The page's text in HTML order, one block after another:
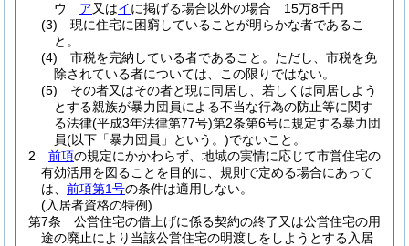
ウ
ア又はイに掲げる場合以外の場合 15万8千円
(3)
現に住宅に困窮していることが明らかな者であるこ
と。
(4)
市税を完納している者であること。 ただし、市税を免
除されている者については、この限りではない。
(5)
その者又はその者と現に同居し、若しくは同居しよう
とする親族が暴力団員による不当な行為の防止等に関す
る法律(平成3年法律第77号)第2条第6号に規定する暴力団
員(以下「暴力団員」という。)でないこと。
2
前項の規定にかかわらず、地域の実情に応じて市営住宅の
有効活用を図ることを目的に、規則で定める場合にあって
は、 前項第1号の条件は適用しない。
(入居者資格の特例)
第7条
公営住宅の借上げに係る契約の終了又は公営住宅の用
途の廃止により当該公営住宅の明渡しをしようとする入居